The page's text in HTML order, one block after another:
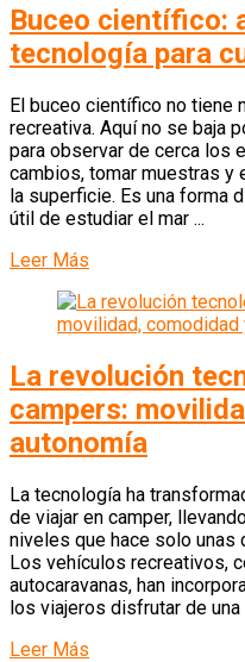
Buceo científico:
tecnología para
El buceo científico no tiene
recreativa. Aquí no se baja
para observar de cerca los
cambios, tomar muestras y
la superficie. Es una forma
útil de estudiar el mar ...
Leer Más
La revolución
campers:
autonomía
La tecnología ha
de viajar en camper,
niveles que hace solo unas
Los vehículos recreativos,
autocaravanas, han
los viajeros disfrutar de una
Leer Más